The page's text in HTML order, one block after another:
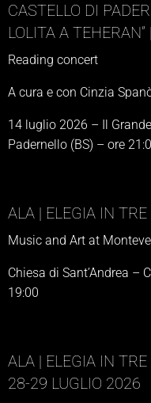
CASTELLO DI
LOLITA A
Reading concert
A cura e con Cinzia
14 luglio 2026 – Il
Padernello (BS) – ore
ALA | ELEGIA IN
Music and Art at
Chiesa di Sant’Andrea –
19:00
ALA | ELEGIA IN
28-29 LUGLIO 2026